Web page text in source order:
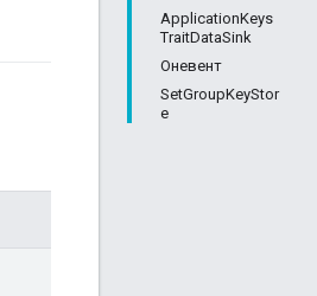
ApplicationKeys
TraitDataSink
Оневент
SetGroupKeyStor
e